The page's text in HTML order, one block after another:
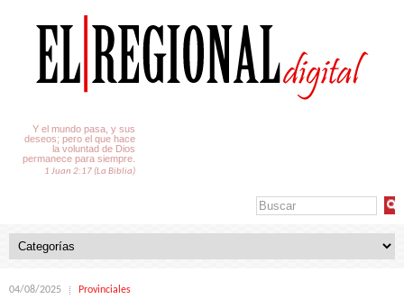
Y el mundo pasa, y sus
deseos; pero el que hace
la voluntad de Dios
permanece para siempre.
1 Juan 2:17 (La Biblia)
04/08/2025 Provinciales